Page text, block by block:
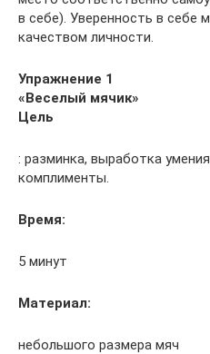
в себе). Уверенность в себе
качеством личности.
Упражнение 1
«Веселый мячик»
Цель
: разминка, выработка
комплименты.
Время:
5 минут
Материал:
небольшого размера мяч